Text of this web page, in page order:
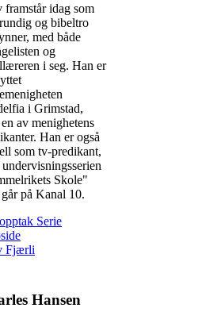
framstår idag som
og bibeltro
med både
og
i seg. Han er
i Grimstad,
av menighetens
Han er også
som tv-predikant,
Skole"
på Kanal 10.
Serie
Fjærli
Hansen